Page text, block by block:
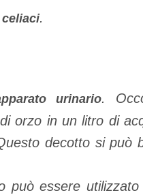
.
urinario.
orzo in un litro di
decotto si può
può essere utilizzato